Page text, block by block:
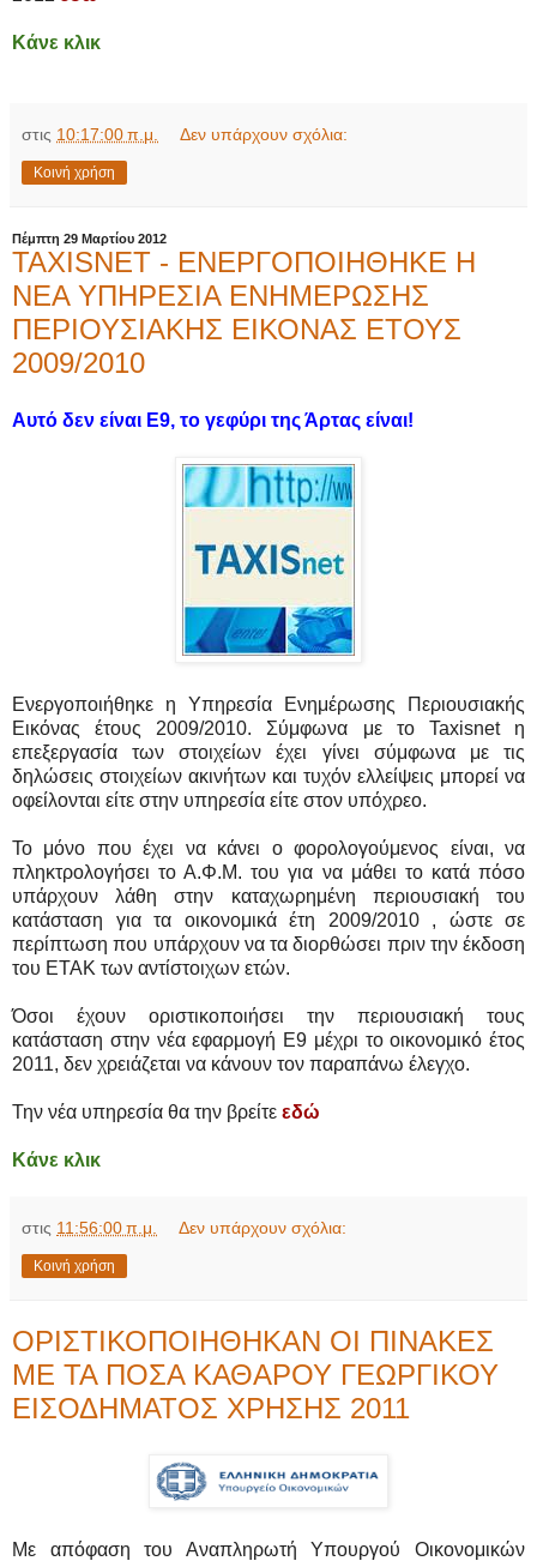
Κάνε κλικ
στις 10:17:00 π.μ. Δεν υπάρχουν σχόλια:
Κοινή χρήση
Πέμπτη 29 Μαρτίου 2012
TAXISNET - ΕΝΕΡΓΟΠΟΙΗΘΗΚΕ Η
NEA ΥΠΗΡΕΣΙΑ ΕΝΗΜΕΡΩΣΗΣ
ΠΕΡΙΟΥΣΙΑΚΗΣ ΕΙΚΟΝΑΣ ΕΤΟΥΣ
2009/2010
Αυτό δεν είναι Ε9, το γεφύρι της Άρτας είναι!
Ενεργοποιήθηκε η Υπηρεσία Ενημέρωσης Περιουσιακής
Εικόνας έτους 2009/2010. Σύμφωνα με το Taxisnet η
επεξεργασία των στοιχείων έχει γίνει σύμφωνα με τις
δηλώσεις στοιχείων ακινήτων και τυχόν ελλείψεις μπορεί να
οφείλονται είτε στην υπηρεσία είτε στον υπόχρεο.
Το μόνο που έχει να κάνει ο φορολογούμενος είναι, να
πληκτρολογήσει το Α.Φ.Μ. του για να μάθει το κατά πόσο
υπάρχουν λάθη στην καταχωρημένη περιουσιακή του
κατάσταση για τα οικονομικά έτη 2009/2010 , ώστε σε
περίπτωση που υπάρχουν να τα διορθώσει πριν την έκδοση
του ΕΤΑΚ των αντίστοιχων ετών.
Όσοι έχουν οριστικοποιήσει την περιουσιακή τους
κατάσταση στην νέα εφαρμογή Ε9 μέχρι το οικονομικό έτος
2011, δεν χρειάζεται να κάνουν τον παραπάνω έλεγχο.
Την νέα υπηρεσία θα την βρείτε εδώ
Κάνε κλικ
στις 11:56:00 π.μ. Δεν υπάρχουν σχόλια:
Κοινή χρήση
ΟΡΙΣΤΙΚΟΠΟΙΗΘΗΚΑΝ ΟΙ ΠΙΝΑΚΕΣ
ΜΕ ΤΑ ΠΟΣΑ ΚΑΘΑΡΟΥ ΓΕΩΡΓΙΚΟΥ
ΕΙΣΟΔΗΜΑΤΟΣ ΧΡΗΣΗΣ 2011
Με απόφαση του Αναπληρωτή Υπουργού Οικονομικών